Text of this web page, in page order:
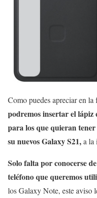
Como puedes apreciar en
podremos insertar el lápiz
para los que quieran
su nuevos Galaxy S21,a la
Solo falta por conocerse
teléfono que queremos
los Galaxy Note, este aviso